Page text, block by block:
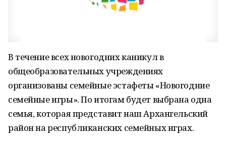
В течение всех новогодних каникул в
общеобразовательных учреждениях
организованы семейные эстафеты «Новогодние
семейные игры». По итогам будет выбрана одна
семья, которая представит наш Архангельский
район на республиканских семейных играх.